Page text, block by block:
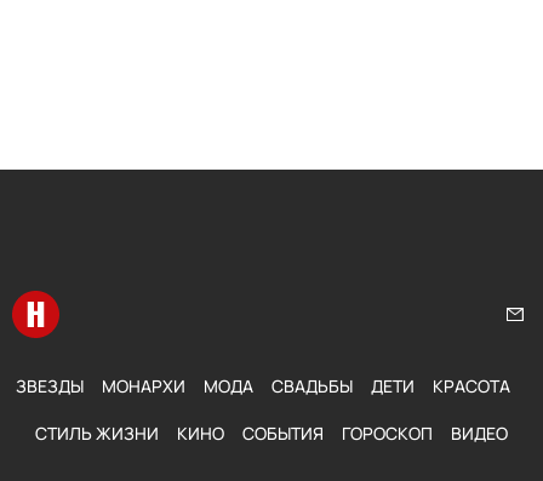
Перейти на главную
ЗВЕЗДЫ МОНАРХИ МОДА СВАДЬБЫ ДЕТИ КРАСОТА
СТИЛЬ ЖИЗНИ КИНО СОБЫТИЯ ГОРОСКОП ВИДЕО